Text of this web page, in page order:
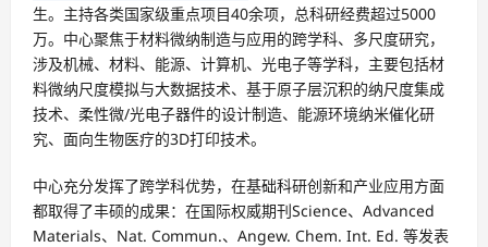
生。主持各类国家级重点项目40余项，总科研经费超过5000
万。中心聚焦于材料微纳制造与应用的跨学科、多尺度研究，
涉及机械、材料、能源、计算机、光电子等学科，主要包括材
料微纳尺度模拟与大数据技术、基于原子层沉积的纳尺度集成
技术、柔性微/光电子器件的设计制造、能源环境纳米催化研
究、面向生物医疗的3D打印技术。
中心充分发挥了跨学科优势，在基础科研创新和产业应用方面
都取得了丰硕的成果：在国际权威期刊Science、Advanced
Materials、Nat. Commun.、Angew. Chem. Int. Ed. 等发表